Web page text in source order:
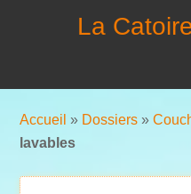
La
Accueil » Dossiers »
lavables